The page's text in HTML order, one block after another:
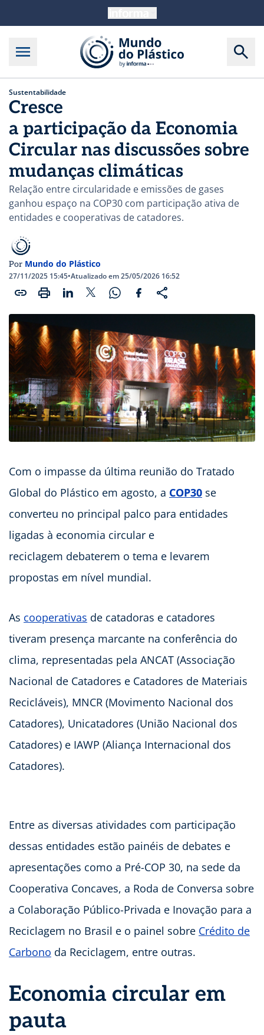
Sustentabilidade
Cresce
a participação da Economia
Circular nas discussões sobre
mudanças climáticas
Relação entre circularidade e emissões de gases
ganhou espaço na COP30 com participação ativa de
entidades e cooperativas de catadores.
Por Mundo do Plástico
27/11/2025 15:45•Atualizado em 25/05/2026 16:52
Com o impasse da última reunião do Tratado
Global do Plástico em agosto, a COP30 se
converteu no principal palco para entidades
ligadas à economia circular e
reciclagem debaterem o tema e levarem
propostas em nível mundial.
As cooperativas de catadoras e catadores
tiveram presença marcante na conferência do
clima, representadas pela ANCAT (Associação
Nacional de Catadores e Catadores de Materiais
Recicláveis), MNCR (Movimento Nacional dos
Catadores), Unicatadores (União Nacional dos
Catadores) e IAWP (Aliança Internacional dos
Catadores).
Entre as diversas atividades com participação
dessas entidades estão painéis de debates e
apresentações como a Pré-COP 30, na sede da
Cooperativa Concaves, a Roda de Conversa sobre
a Colaboração Público-Privada e Inovação para a
Reciclagem no Brasil e o painel sobre Crédito de
Carbono da Reciclagem, entre outras.
Economia circular em
pauta